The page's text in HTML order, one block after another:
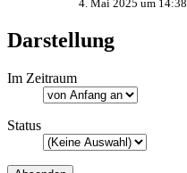
4. Mai 2025 um 14:38
Darstellung
Im Zeitraum
Status